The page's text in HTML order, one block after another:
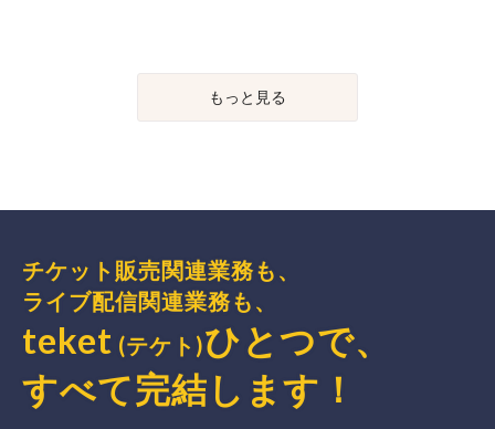
もっと見る
チケット販売関連業務も、
ライブ配信関連業務も、
teket (テケト)ひとつで、
すべて完結 します ！